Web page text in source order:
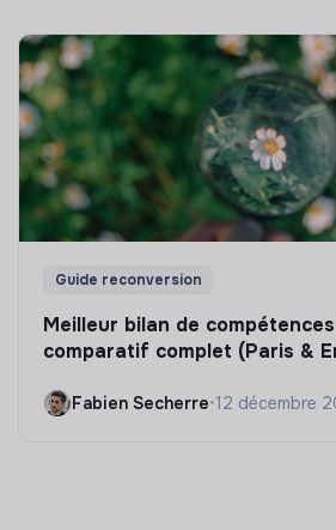
Guide reconversion
Meilleur bilan de
comparatif complet (Paris &
Fabien Secherre•12 décembre